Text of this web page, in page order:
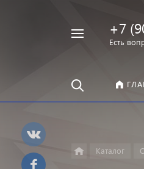
Есть
Каталог